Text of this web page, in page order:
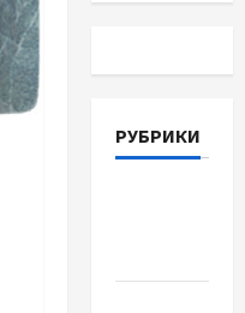
РУБРИКИ